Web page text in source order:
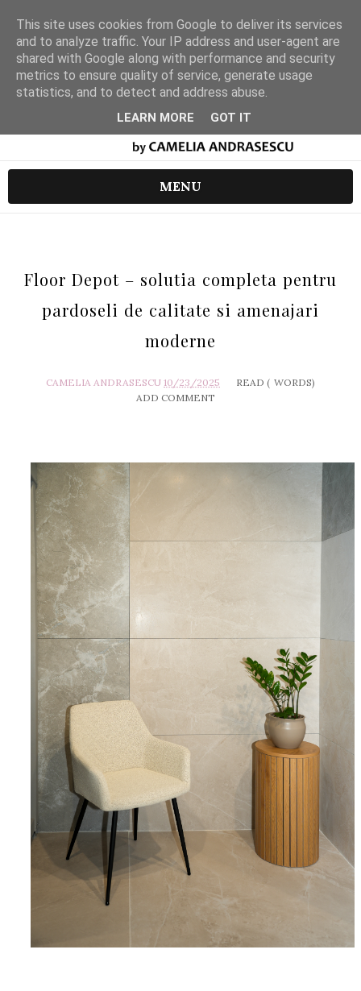
MENU
Floor Depot – solutia completa pentru
pardoseli de calitate si amenajari
moderne
CAMELIA ANDRASESCU 10/23/2025 READ ( WORDS)
ADD COMMENT
This site uses cookies from Google to deliver its services
and to analyze traffic. Your IP address and user-agent are
shared with Google along with performance and security
metrics to ensure quality of service, generate usage
statistics, and to detect and address abuse.
LEARN MORE GOT IT